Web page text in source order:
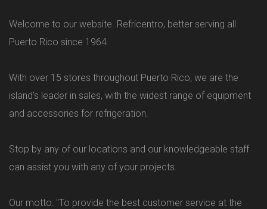
Welcome to our website. Refricentro, better serving all
Puerto Rico since 1964.
With over 15 stores throughout Puerto Rico, we are the
island's leader in sales, with the widest range of equipment
and accessories for refrigeration.
Stop by any of our locations and our knowledgeable staff
can assist you with any of your projects.
Our motto: "To provide the best customer service at the